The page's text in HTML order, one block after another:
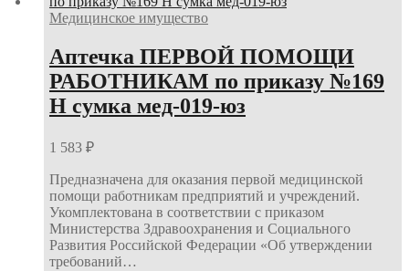
Медицинское имущество
Аптечка ПЕРВОЙ ПОМОЩИ
РАБОТНИКАМ по приказу №169
Н сумка мед-019-юз
1 583 ₽
Предназначена для оказания первой медицинской
помощи работникам предприятий и учреждений.
Укомплектована в соответствии с приказом
Министерства Здравоохранения и Социального
Развития Российской Федерации «Об утверждении
требований…